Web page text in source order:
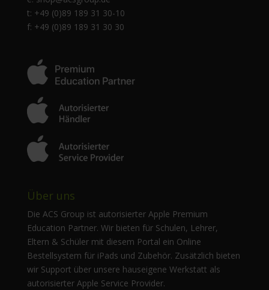
t: +49 (0)89 189 31 30-10
f: +49 (0)89 189 31 30 30
Über uns
Die ACS Group ist autorisierter Apple Premium
Education Partner. Wir bieten für Schulen, Lehrer,
Eltern & Schüler mit diesem Portal ein Online
Bestellsystem für iPads und Zubehör. Zusätzlich bieten
wir Support über unsere hauseigene Werkstatt als
autorisierter Apple Service Provider.